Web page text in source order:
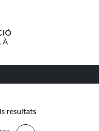
resultats